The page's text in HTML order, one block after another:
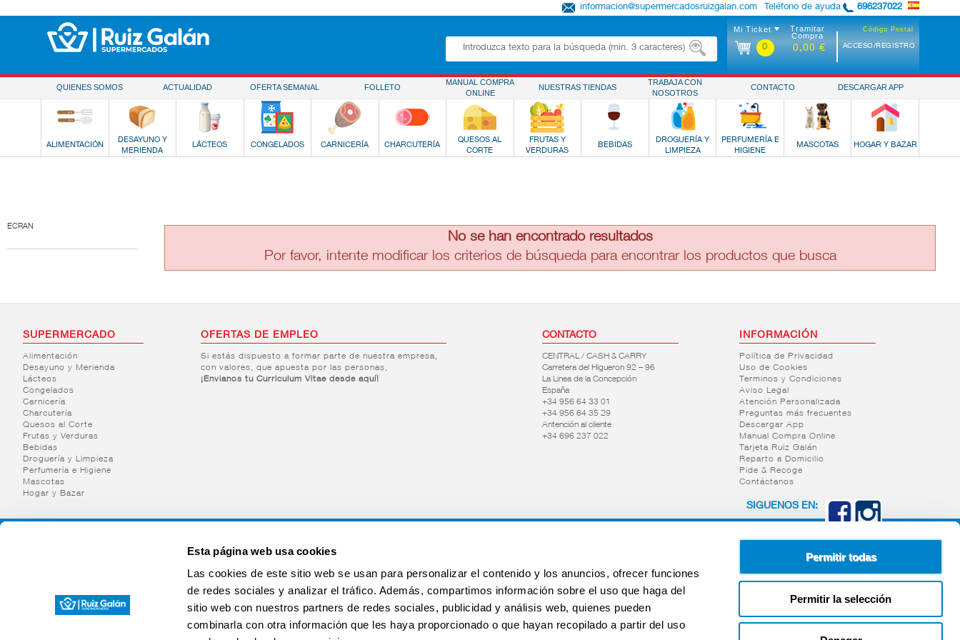
Esta página web usa cookies
Las cookies de este sitio web se usan para personalizar el contenido y los anuncios, ofrecer funciones
de redes sociales y analizar el tráfico. Además, compartimos información sobre el uso que haga del
sitio web con nuestros partners de redes sociales, publicidad y análisis web, quienes pueden
combinarla con otra información que les haya proporcionado o que hayan recopilado a partir del uso
Permitir todas
Permitir la selección
Teléfono de ayuda 696237022
informacion@supermercadosruizgalan.com
Código Postal
ACCESO/REGISTRO
Mi Ticket
0
Tramitar
Compra
0,00 €
QUIENES SOMOS ACTUALIDAD OFERTA SEMANAL FOLLETO
MANUAL COMPRA
ONLINE
NUESTRAS TIENDAS
TRABAJA CON
NOSOTROS
CONTACTO DESCARGAR APP
ALIMENTACIÓN
DESAYUNO Y
MERIENDA
LÁCTEOS CONGELADOS CARNICERÍA CHARCUTERÍA
QUESOS AL
CORTE
FRUTAS Y
VERDURAS
BEBIDAS
DROGUERÍA Y
LIMPIEZA
PERFUMERÍA E
HIGIENE
MASCOTAS HOGAR Y BAZAR
ECRAN
No se han encontrado resultados
Por favor, intente modificar los criterios de búsqueda para encontrar los productos que busca
SUPERMERCADO
Alimentación
Desayuno y Merienda
Lácteos
Congelados
Carnicería
Charcutería
Quesos al Corte
Frutas y Verduras
Bebidas
Droguería y Limpieza
Perfumería e Higiene
Mascotas
Hogar y Bazar
OFERTAS DE EMPLEO
Si estás dispuesto a formar parte de nuestra empresa,
con valores, que apuesta por las personas,
¡Envianos tu Curriculum Vitae desde aquí!
CONTACTO
CENTRAL / CASH & CARRY
Carretera del Higueron 92 – 96
La Linea de la Concepción
España
+34 956 64 33 01
+34 956 64 35 29
Antención al cliente
+34 696 237 022
INFORMACIÓN
Política de Privacidad
Uso de Cookies
Terminos y Condiciones
Aviso Legal
Atención Personalizada
Preguntas más frecuentes
Descargar App
Manual Compra Online
Tarjeta Ruiz Galán
Reparto a Domicilio
Pide & Recoge
Contáctanos
SIGUENOS EN: